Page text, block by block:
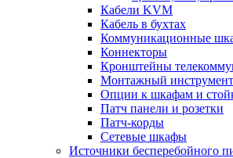
Кабели KVM
Кабель в бухтах
Коммуникационные
Коннекторы
Кронштейны
Монтажный инструмент
Опции к шкафам и
Патч панели и розетки
Патч-корды
Сетевые шкафы
Источники бесперебойного